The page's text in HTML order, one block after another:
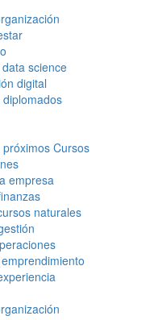
science
digital
Cursos
empresa
naturales